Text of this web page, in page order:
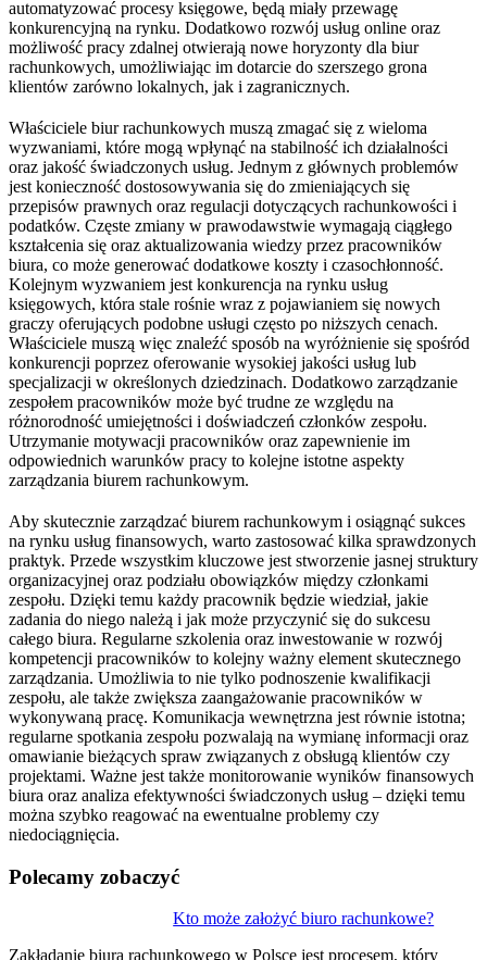
automatyzować procesy księgowe, będą miały przewagę
konkurencyjną na rynku. Dodatkowo rozwój usług online oraz
możliwość pracy zdalnej otwierają nowe horyzonty dla biur
rachunkowych, umożliwiając im dotarcie do szerszego grona
klientów zarówno lokalnych, jak i zagranicznych.
Właściciele biur rachunkowych muszą zmagać się z wieloma
wyzwaniami, które mogą wpłynąć na stabilność ich działalności
oraz jakość świadczonych usług. Jednym z głównych problemów
jest konieczność dostosowywania się do zmieniających się
przepisów prawnych oraz regulacji dotyczących rachunkowości i
podatków. Częste zmiany w prawodawstwie wymagają ciągłego
kształcenia się oraz aktualizowania wiedzy przez pracowników
biura, co może generować dodatkowe koszty i czasochłonność.
Kolejnym wyzwaniem jest konkurencja na rynku usług
księgowych, która stale rośnie wraz z pojawianiem się nowych
graczy oferujących podobne usługi często po niższych cenach.
Właściciele muszą więc znaleźć sposób na wyróżnienie się spośród
konkurencji poprzez oferowanie wysokiej jakości usług lub
specjalizacji w określonych dziedzinach. Dodatkowo zarządzanie
zespołem pracowników może być trudne ze względu na
różnorodność umiejętności i doświadczeń członków zespołu.
Utrzymanie motywacji pracowników oraz zapewnienie im
odpowiednich warunków pracy to kolejne istotne aspekty
zarządzania biurem rachunkowym.
Aby skutecznie zarządzać biurem rachunkowym i osiągnąć sukces
na rynku usług finansowych, warto zastosować kilka sprawdzonych
praktyk. Przede wszystkim kluczowe jest stworzenie jasnej struktury
organizacyjnej oraz podziału obowiązków między członkami
zespołu. Dzięki temu każdy pracownik będzie wiedział, jakie
zadania do niego należą i jak może przyczynić się do sukcesu
całego biura. Regularne szkolenia oraz inwestowanie w rozwój
kompetencji pracowników to kolejny ważny element skutecznego
zarządzania. Umożliwia to nie tylko podnoszenie kwalifikacji
zespołu, ale także zwiększa zaangażowanie pracowników w
wykonywaną pracę. Komunikacja wewnętrzna jest równie istotna;
regularne spotkania zespołu pozwalają na wymianę informacji oraz
omawianie bieżących spraw związanych z obsługą klientów czy
projektami. Ważne jest także monitorowanie wyników finansowych
biura oraz analiza efektywności świadczonych usług – dzięki temu
można szybko reagować na ewentualne problemy czy
niedociągnięcia.
Polecamy zobaczyć
Kto może założyć biuro rachunkowe?
Zakładanie biura rachunkowego w Polsce jest procesem, który
wpisu